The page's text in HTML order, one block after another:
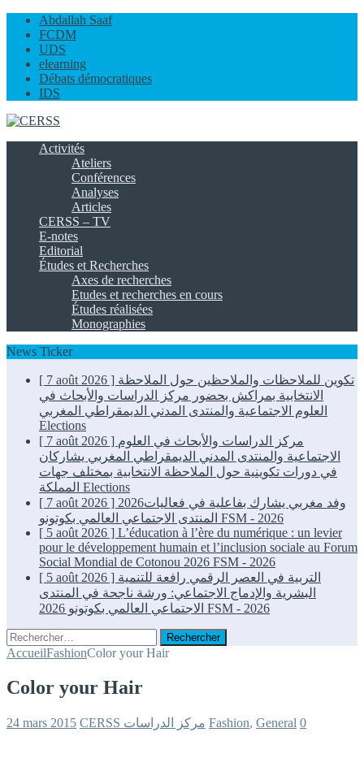
Abdallah Saaf
FCDM
UDS
elearning
Débats démocratiques
IDS
Activités
Ateliers
Conférences
Analyses
Articles
CERSS – TV
E-notes
Editorial
Études et Recherches
Axes de recherches
Etudes et recherches en cours
Études réalisées
Monographies
News Ticker
[ 7 août 2026 ] تكوين للملاحظات والملاحظين حول الملاحظة
الانتخابية بمراكش بحضور مركز الدراسات والأبحاث في
العلوم الاجتماعية والمنتدى المدني الديمقراطي المغربي
Elections
[ 7 août 2026 ] مركز الدراسات والأبحاث في العلوم
الاجتماعية والمنتدى المدني الديمقراطي المغربي يشاركان
في دورات تكوينية حول الملاحظة الانتخابية بمختلف جهات
Elections
[ 7 août 2026 ] 2026وفد مغربي يشارك بفاعلية في فعاليات
FSM - 2026
[ 5 août 2026 ] L’éducation à l’ère du numérique : un levier
pour le développement humain et l’inclusion sociale au Forum
Social Mondial de Cotonou 2026 FSM - 2026
[ 5 août 2026 ] التربية في العصر الرقمي رافعة للتنمية
البشرية والإدماج الاجتماعي: ورشة ناجحة في المنتدى
FSM - 2026
Rechercher :
AccueilFashionColor your Hair
Color your Hair
24 mars 2015 CERSS مركز الدراسات Fashion, General 0